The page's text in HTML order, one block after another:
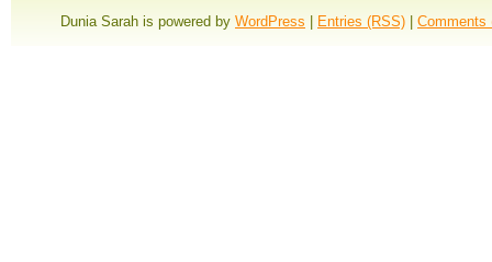
Dunia Sarah is powered by WordPress Entries (RSS) Comments